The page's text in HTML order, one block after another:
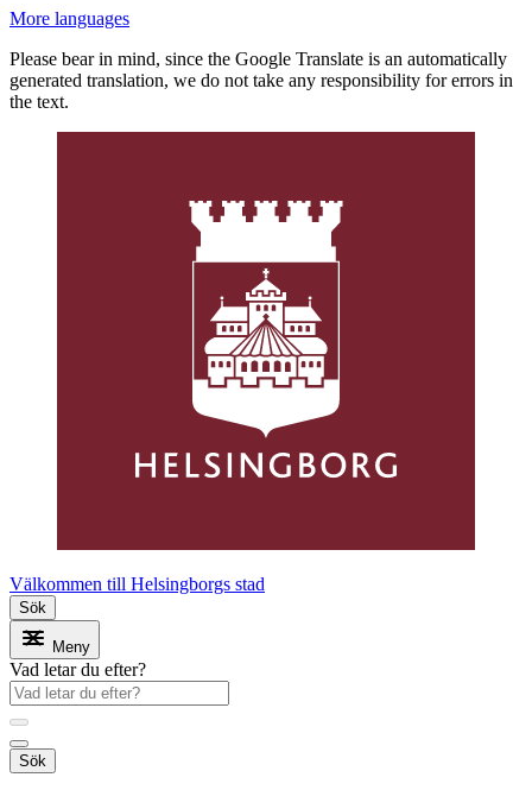
More languages
Please bear in mind, since the Google Translate is an automatically
generated translation, we do not take any responsibility for errors in
the text.
Välkommen till Helsingborgs stad
Sök
Meny
Vad letar du efter?
Sök